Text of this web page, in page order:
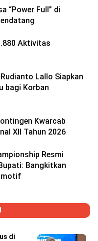
“Power Full” di
Aktivitas
Lallo Siapkan
bagi Korban
Kwarcab
XII Tahun 2026
Resmi
Bangkitkan
di